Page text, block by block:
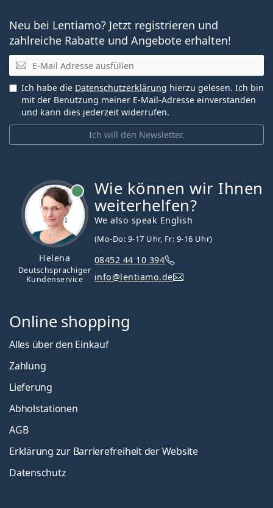
Neu bei Lentiamo? Jetzt registrieren und
zahlreiche Rabatte und Angebote erhalten!
E-Mail
Ich will den Newsletter.
Ich habe die Datenschutzerklärung hierzu gelesen. Ich bin
mit der Benutzung meiner E-Mail-Adresse einverstanden
und kann dies jederzeit widerrufen.
Helena
Deutschsprachiger
Kundenservice
Wie können wir Ihnen
weiterhelfen?
We also speak English
(Mo-Do: 9-17 Uhr, Fr: 9-16 Uhr)
08452 44 10 394
info@lentiamo.de
Online shopping
Alles über den Einkauf
Zahlung
Lieferung
Abholstationen
AGB
Erklärung zur Barrierefreiheit der Website
Datenschutz